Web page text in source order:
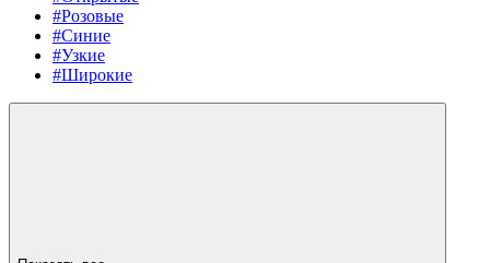
#Розовые
#Синие
#Узкие
#Широкие